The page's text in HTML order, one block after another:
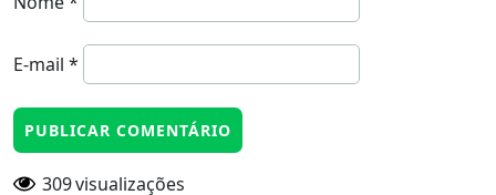
E-mail *
309visualizações